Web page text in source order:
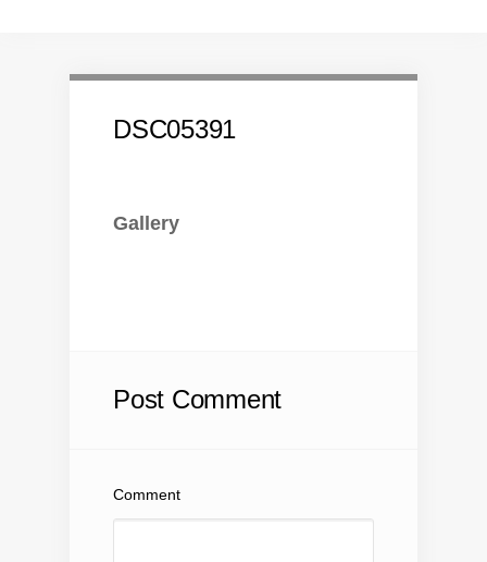
DSC05391
Gallery
Post Comment
Comment